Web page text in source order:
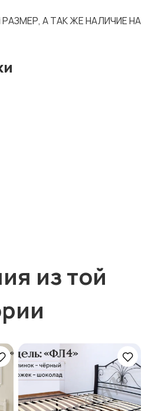
А ТАК ЖЕ НАЛИЧИЕ НА
из той